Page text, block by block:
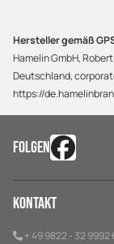
Hersteller gemäß
Hamelin GmbH,
Deutschland,
https://
FOLGEN
Kontakt
+ 49 9822 - 32 9992